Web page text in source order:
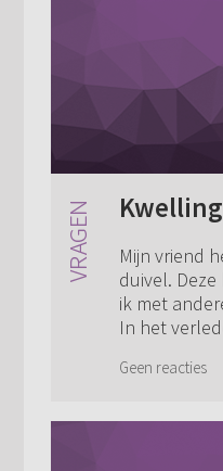
Mijn vriend
duivel.
ik met
In het
Geen reacties